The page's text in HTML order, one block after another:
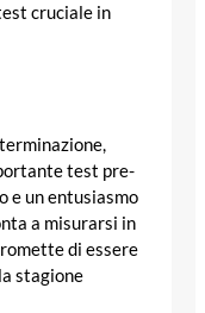
cruciale in
test pre-
e un entusiasmo
a misurarsi in
di essere
stagione